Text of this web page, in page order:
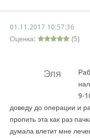
01.11.2017 10:57:36
Оценка:
(5)
Эля
9-
доведу до операции и
пропить эта как раз
думала влетит мне